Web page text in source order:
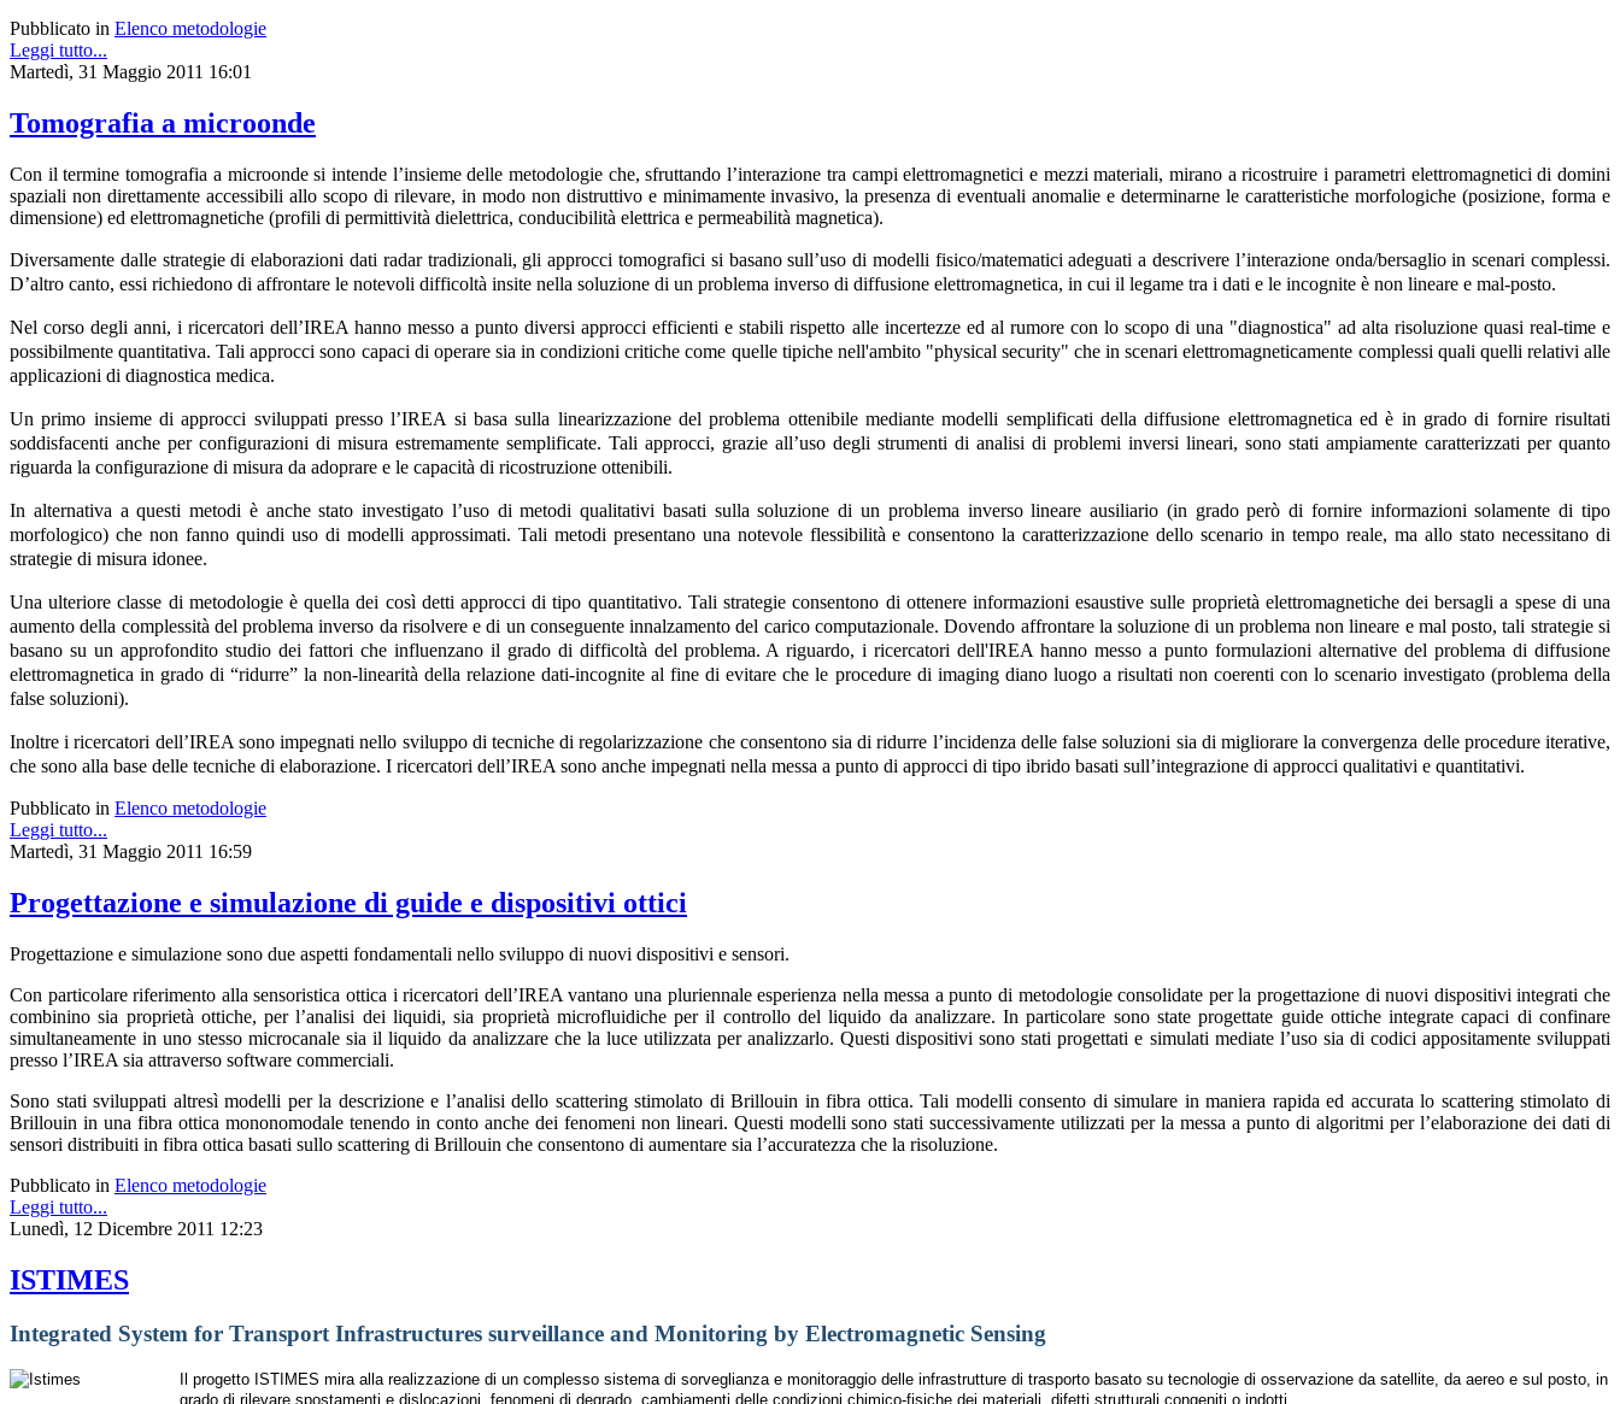
Pubblicato in Elenco metodologie
Leggi tutto...
Martedì, 31 Maggio 2011 16:01
Tomografia a microonde
Con il termine tomografia a microonde si intende l’insieme delle metodologie che, sfruttando l’interazione tra campi elettromagnetici e mezzi materiali, mirano a ricostruire i parametri elettromagnetici di domini
spaziali non direttamente accessibili allo scopo di rilevare, in modo non distruttivo e minimamente invasivo, la presenza di eventuali anomalie e determinarne le caratteristiche morfologiche (posizione, forma e
dimensione) ed elettromagnetiche (profili di permittività dielettrica, conducibilità elettrica e permeabilità magnetica).
Diversamente dalle strategie di elaborazioni dati radar tradizionali, gli approcci tomografici si basano sull’uso di modelli fisico/matematici adeguati a descrivere l’interazione onda/bersaglio in scenari complessi.
D’altro canto, essi richiedono di affrontare le notevoli difficoltà insite nella soluzione di un problema inverso di diffusione elettromagnetica, in cui il legame tra i dati e le incognite è non lineare e mal-posto.
Nel corso degli anni, i ricercatori dell’IREA hanno messo a punto diversi approcci efficienti e stabili rispetto alle incertezze ed al rumore con lo scopo di una "diagnostica" ad alta risoluzione quasi real-time e
possibilmente quantitativa. Tali approcci sono capaci di operare sia in condizioni critiche come quelle tipiche nell'ambito "physical security" che in scenari elettromagneticamente complessi quali quelli relativi alle
applicazioni di diagnostica medica.
Un primo insieme di approcci sviluppati presso l’IREA si basa sulla linearizzazione del problema ottenibile mediante modelli semplificati della diffusione elettromagnetica ed è in grado di fornire risultati
soddisfacenti anche per configurazioni di misura estremamente semplificate. Tali approcci, grazie all’uso degli strumenti di analisi di problemi inversi lineari, sono stati ampiamente caratterizzati per quanto
riguarda la configurazione di misura da adoprare e le capacità di ricostruzione ottenibili.
In alternativa a questi metodi è anche stato investigato l’uso di metodi qualitativi basati sulla soluzione di un problema inverso lineare ausiliario (in grado però di fornire informazioni solamente di tipo
morfologico) che non fanno quindi uso di modelli approssimati. Tali metodi presentano una notevole flessibilità e consentono la caratterizzazione dello scenario in tempo reale, ma allo stato necessitano di
strategie di misura idonee.
Una ulteriore classe di metodologie è quella dei così detti approcci di tipo quantitativo. Tali strategie consentono di ottenere informazioni esaustive sulle proprietà elettromagnetiche dei bersagli a spese di una
aumento della complessità del problema inverso da risolvere e di un conseguente innalzamento del carico computazionale. Dovendo affrontare la soluzione di un problema non lineare e mal posto, tali strategie si
basano su un approfondito studio dei fattori che influenzano il grado di difficoltà del problema. A riguardo, i ricercatori dell'IREA hanno messo a punto formulazioni alternative del problema di diffusione
elettromagnetica in grado di “ridurre” la non-linearità della relazione dati-incognite al fine di evitare che le procedure di imaging diano luogo a risultati non coerenti con lo scenario investigato (problema della
false soluzioni).
Inoltre i ricercatori dell’IREA sono impegnati nello sviluppo di tecniche di regolarizzazione che consentono sia di ridurre l’incidenza delle false soluzioni sia di migliorare la convergenza delle procedure iterative,
che sono alla base delle tecniche di elaborazione. I ricercatori dell’IREA sono anche impegnati nella messa a punto di approcci di tipo ibrido basati sull’integrazione di approcci qualitativi e quantitativi.
Pubblicato in Elenco metodologie
Leggi tutto...
Martedì, 31 Maggio 2011 16:59
Progettazione e simulazione di guide e dispositivi ottici
Progettazione e simulazione sono due aspetti fondamentali nello sviluppo di nuovi dispositivi e sensori.
Con particolare riferimento alla sensoristica ottica i ricercatori dell’IREA vantano una pluriennale esperienza nella messa a punto di metodologie consolidate per la progettazione di nuovi dispositivi integrati che
combinino sia proprietà ottiche, per l’analisi dei liquidi, sia proprietà microfluidiche per il controllo del liquido da analizzare. In particolare sono state progettate guide ottiche integrate capaci di confinare
simultaneamente in uno stesso microcanale sia il liquido da analizzare che la luce utilizzata per analizzarlo. Questi dispositivi sono stati progettati e simulati mediate l’uso sia di codici appositamente sviluppati
presso l’IREA sia attraverso software commerciali.
Sono stati sviluppati altresì modelli per la descrizione e l’analisi dello scattering stimolato di Brillouin in fibra ottica. Tali modelli consento di simulare in maniera rapida ed accurata lo scattering stimolato di
Brillouin in una fibra ottica mononomodale tenendo in conto anche dei fenomeni non lineari. Questi modelli sono stati successivamente utilizzati per la messa a punto di algoritmi per l’elaborazione dei dati di
sensori distribuiti in fibra ottica basati sullo scattering di Brillouin che consentono di aumentare sia l’accuratezza che la risoluzione.
Pubblicato in Elenco metodologie
Leggi tutto...
Lunedì, 12 Dicembre 2011 12:23
ISTIMES
Integrated System for Transport Infrastructures surveillance and Monitoring by Electromagnetic Sensing
Il progetto ISTIMES mira alla realizzazione di un complesso sistema di sorveglianza e monitoraggio delle infrastrutture di trasporto basato su tecnologie di osservazione da satellite, da aereo e sul posto, in
grado di rilevare spostamenti e dislocazioni, fenomeni di degrado, cambiamenti delle condizioni chimico-fisiche dei materiali, difetti strutturali congeniti o indotti.